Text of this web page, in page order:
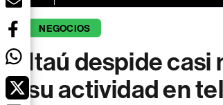
NEGOCIOS
Itaú despide
su actividad en